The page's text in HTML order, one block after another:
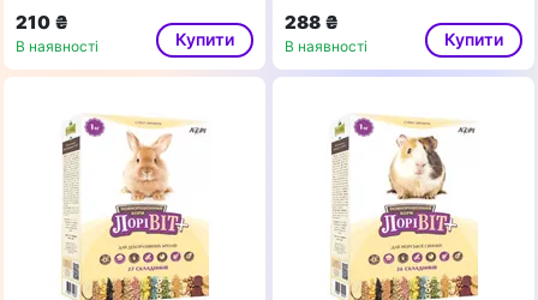
210 ₴
В наявності Купити
288 ₴
В наявності Купити